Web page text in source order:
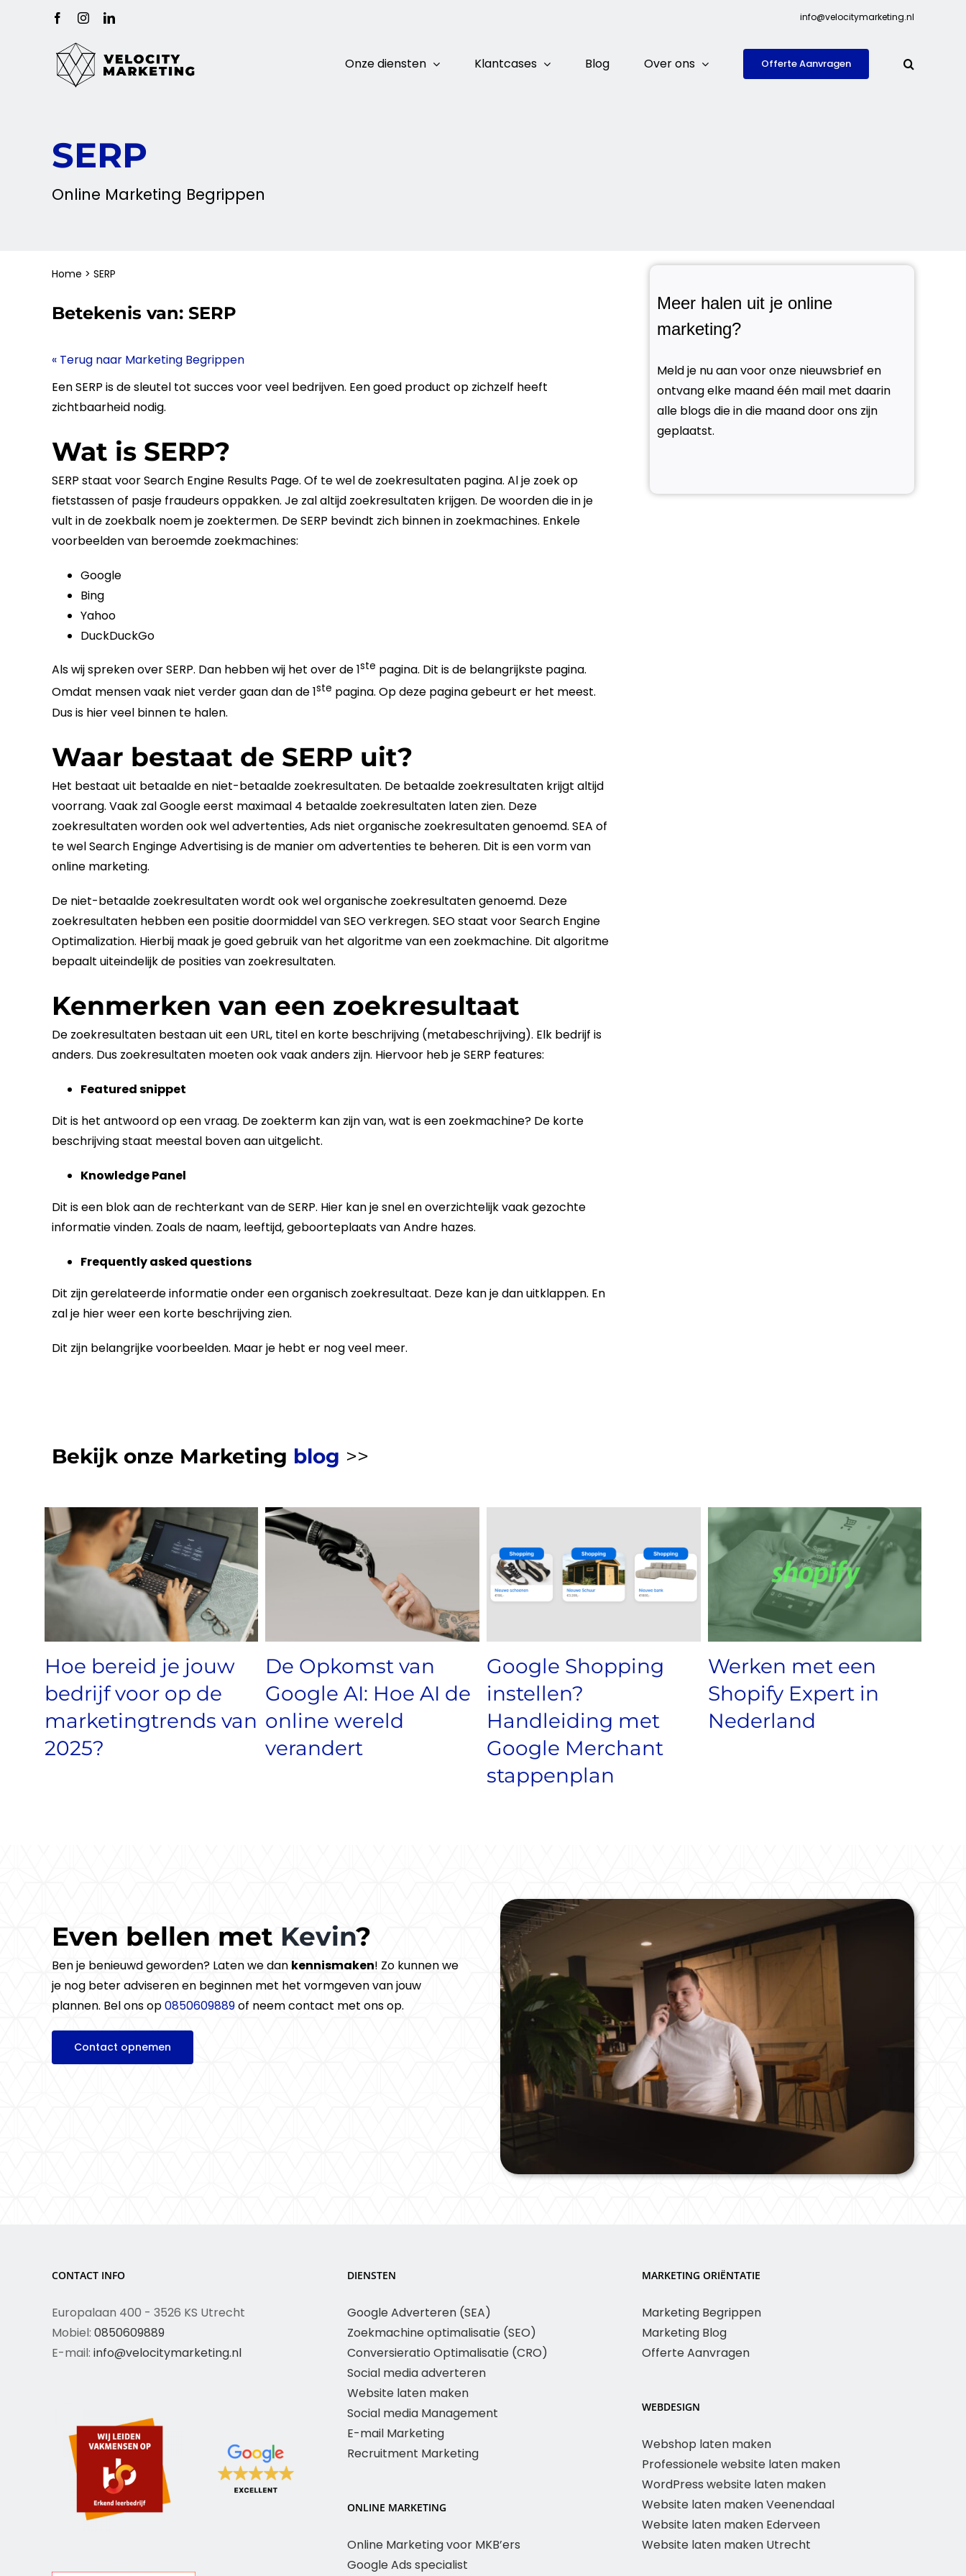
FacebookInstagramLinkedIn info@velocitymarketing.nl
Onze diensten Klantcases Blog Over ons Offerte Aanvragen
SERP
Online Marketing Begrippen
Home > SERP
Betekenis van: SERP
« Terug naar Marketing Begrippen
EenSERP is de sleutel tot succes voor veel bedrijven. Een goed product op zichzelf heeft
zichtbaarheid nodig.
Wat is SERP?
SERP staat voorSearch EngineResults Page. Of te wel de zoekresultaten pagina. Al je zoek op
fietstassen of pasje fraudeurs oppakken. Je zal altijd zoekresultaten krijgen. De woorden die in je
vult in de zoekbalk noem je zoektermen. DeSERP bevindt zich binnen in zoekmachines. Enkele
voorbeelden van beroemde zoekmachines:
Google
Bing
Yahoo
DuckDuckGo
Als wij spreken overSERP. Dan hebben wij het over de 1ste pagina. Dit is de belangrijkste pagina.
Omdat mensen vaak niet verder gaan dan de 1ste pagina. Op deze pagina gebeurt er het meest.
Dus is hier veel binnen te halen.
Waar bestaat de SERP uit?
Het bestaat uit betaalde en niet-betaalde zoekresultaten. De betaalde zoekresultaten krijgt altijd
voorrang. Vaak zalGoogleeerst maximaal 4 betaalde zoekresultaten laten zien. Deze
zoekresultaten worden ook wel advertenties, Ads niet organische zoekresultaten genoemd. SEA of
te wel Search Enginge Advertising is de manier om advertenties te beheren. Dit is een vorm van
online marketing.
De niet-betaalde zoekresultaten wordt ook wel organische zoekresultaten genoemd. Deze
zoekresultaten hebben een positiedoormiddel vanSEOverkregen. SEOstaat voorSearch Engine
Optimalization. Hierbij maak je goed gebruik van het algoritmevan een zoekmachine. Dit algoritme
bepaalt uiteindelijk de posities van zoekresultaten.
Kenmerken van een zoekresultaat
De zoekresultaten bestaan uit een URL, titel en korte beschrijving (metabeschrijving). Elk bedrijf is
anders. Dus zoekresultaten moeten ook vaak anders zijn. Hiervoor heb jeSERP features:
Featuredsnippet
Dit is het antwoord op een vraag. De zoekterm kan zijn van, wat is een zoekmachine? De korte
beschrijving staat meestal boven aan uitgelicht.
Knowledge Panel
Dit is een blok aan de rechterkant van deSERP. Hier kan je snel en overzichtelijk vaak gezochte
informatie vinden. Zoals de naam, leeftijd, geboorteplaats van Andre hazes.
Frequently asked questions
Dit zijn gerelateerde informatie onder een organisch zoekresultaat. Deze kan je dan uitklappen. En
zal je hier weer een korte beschrijving zien.
Dit zijn belangrijke voorbeelden. Maar je hebt er nog veel meer.
Meer halen uit je online
marketing?
Meld je nu aan voor onze nieuwsbrief en
ontvang elke maand één mail met daarin
alle blogs die in die maand door ons zijn
geplaatst.
Bekijk onze Marketing blog >>
Hoe bereid je jouw
bedrijf voor op de
marketingtrends van
2025?
De Opkomst van
Google AI: Hoe AI de
online wereld
verandert
Google Shopping
instellen?
Handleiding met
Google Merchant
stappenplan
Werken met een
Shopify Expert in
Nederland
Even bellen met Kevin?
Ben je benieuwd geworden? Laten we dan kennismaken! Zo kunnen we
je nog beter adviseren en beginnen met het vormgeven van jouw
plannen. Bel ons op0850609889of neem contact met ons op.
Contact opnemen
CONTACT INFO
Europalaan 400 - 3526 KS Utrecht
Mobiel: 0850609889
E-mail: info@velocitymarketing.nl
DIENSTEN
Google Adverteren (SEA)
Zoekmachine optimalisatie (SEO)
Conversieratio Optimalisatie (CRO)
Social media adverteren
Website laten maken
Social media Management
E-mail Marketing
Recruitment Marketing
ONLINE MARKETING
Online Marketing voor MKB’ers
Google Ads specialist
MARKETING ORIËNTATIE
Marketing Begrippen
Marketing Blog
Offerte Aanvragen
WEBDESIGN
Webshop laten maken
Professionele website laten maken
WordPress website laten maken
Website laten maken Veenendaal
Website laten maken Ederveen
Website laten maken Utrecht